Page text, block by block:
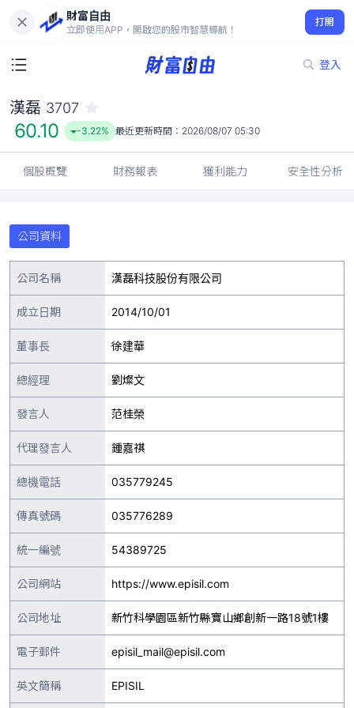
財富自由
立即使用APP，開啟您的股市智慧導航！
打開
登入
60.10
-3.22%
漢磊 3707
60.10 -3.22% 最近更新時間： 2026/08/07 05:30
個股概覽 財務報表 獲利能力 安全性分析
公司資料
公司名稱 漢磊科技股份有限公司
成立日期 2014/10/01
董事長 徐建華
總經理 劉燦文
發言人 范桂榮
代理發言人 鍾嘉祺
總機電話 035779245
傳真號碼 035776289
統一編號 54389725
公司網站 https://www.episil.com
公司地址 新竹科學園區新竹縣寶山鄉創新一路18號1樓
電子郵件 episil_mail@episil.com
英文簡稱 EPISIL